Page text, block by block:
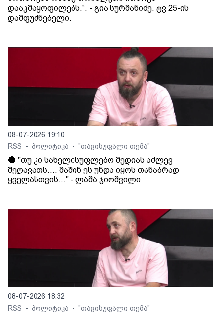
დააკმაყოფილებს.“. - გია სურმანიძე. ტვ 25-ის
დამფუძნებელი.
08-07-2026 19:10
RSS
• პოლიტიკა • "თავისუფალი თემა"
🔴 "თუ კი სახელისუფლებო მედიას აძლევ
შეღავათს.... მაშინ ეს უნდა იყოს თანაბრად
ყველასთვის..." - ლაშა ჯიოშვილი
08-07-2026 18:32
RSS
• პოლიტიკა • "თავისუფალი თემა"